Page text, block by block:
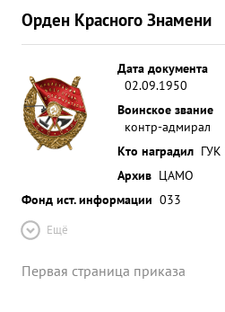
Орден Красного Знамени
Дата документа
02.09.1950
Воинское звание
контр-адмирал
Кто наградил
Архив ЦАМО
Фонд ист. информации 033
Ещё
Первая страница приказа